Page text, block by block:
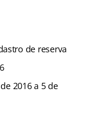
de reserva
2016 a 5 de